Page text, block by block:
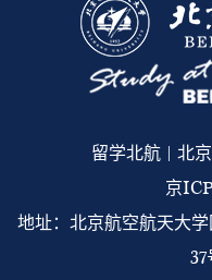
留学北航 | 北
京
地址：北京航空航天大
37